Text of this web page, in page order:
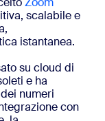
scalabile e
istantanea.
su cloud di
e ha
numeri
con